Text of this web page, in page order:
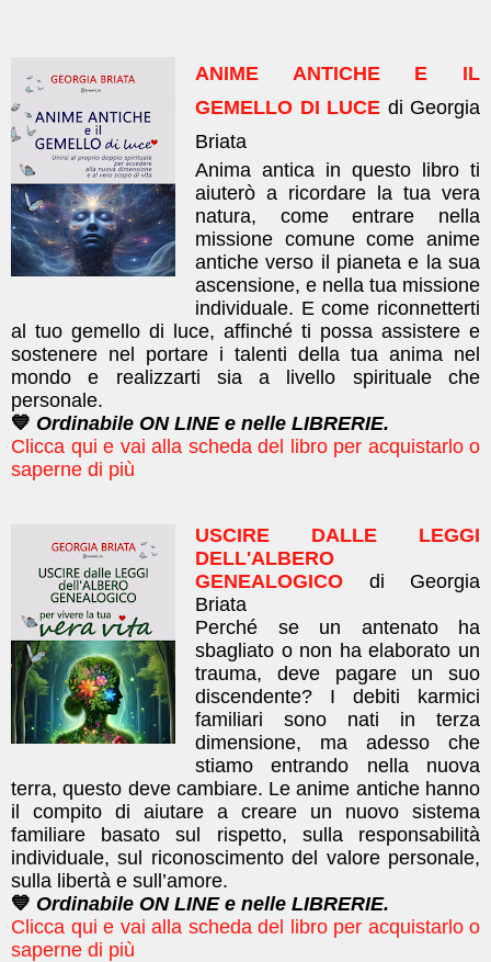
ANIME ANTICHE E IL
GEMELLO DI LUCE di Georgia
Briata
Anima antica in questo libro ti
aiuterò a ricordare la tua vera
natura, come entrare nella
missione comune come anime
antiche verso il pianeta e la sua
ascensione, e nella tua missione
individuale. E come riconnetterti
al tuo gemello di luce, affinché ti possa assistere e
sostenere nel portare i talenti della tua anima nel
mondo e realizzarti sia a livello spirituale che
personale.
💙 Ordinabile ON LINE e nelle LIBRERIE.
Clicca qui e vai alla scheda del libro per acquistarlo o
saperne di più
USCIRE DALLE LEGGI
DELL'ALBERO
GENEALOGICO di Georgia
Briata
Perché se un antenato ha
sbagliato o non ha elaborato un
trauma, deve pagare un suo
discendente? I debiti karmici
familiari sono nati in terza
dimensione, ma adesso che
stiamo entrando nella nuova
terra, questo deve cambiare. Le anime antiche hanno
il compito di aiutare a creare un nuovo sistema
familiare basato sul rispetto, sulla responsabilità
individuale, sul riconoscimento del valore personale,
sulla libertà e sull’amore.
💙 Ordinabile ON LINE e nelle LIBRERIE.
Clicca qui e vai alla scheda del libro per acquistarlo o
saperne di più